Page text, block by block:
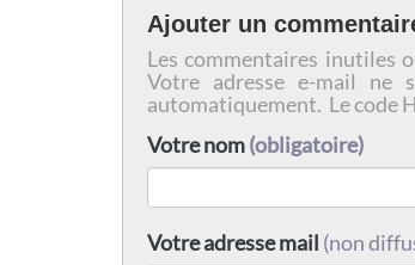
Ajouter un
Les commentaires inutiles
Votre adresse e-mail ne
automatiquement. Le code
Votre nom(obligatoire)
Votre adresse mail (non